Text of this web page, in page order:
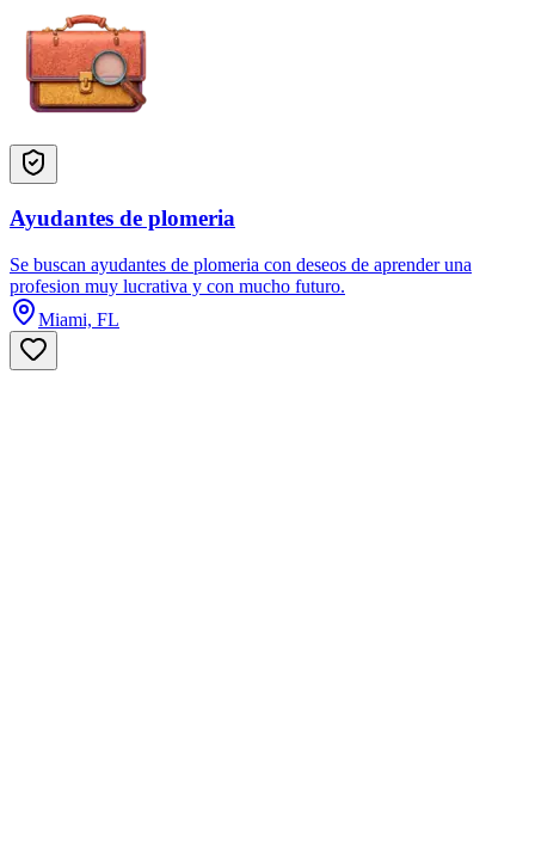
Ayudantes de plomeria
Se buscan ayudantes de plomeria con deseos de aprender una
profesion muy lucrativa y con mucho futuro.
Miami, FL